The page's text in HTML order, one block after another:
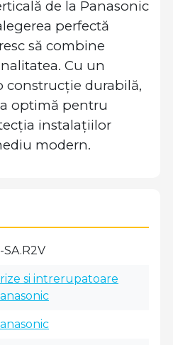
de la Panasonic
perfectă
să combine
Cu un
construcție durabilă,
optimă pentru
instalațiilor
modern.
SA.R2V
si intrerupatoare